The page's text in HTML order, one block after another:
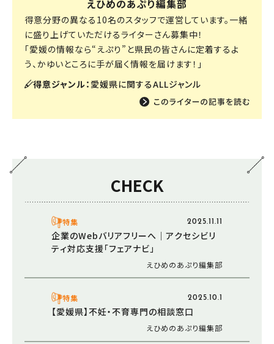
えひめのあぷり編集部
得意分野の異なる10名のスタッフで運営しています。一緒
に盛り上げていただけるライターさん募集中！
「愛媛の情報なら“えぷり”と県民の皆さんに定着するよ
う、かゆいところに手が届く情報を届けます！」
得意ジャンル： 愛媛県に関するALLジャンル
CHECK
特集 2025.11.11
企業のWebバリアフリーへ｜アクセシビリ
ティ対応支援「フェアナビ」
えひめのあぷり編集部
特集 2025.10.1
【愛媛県】不妊・不育専門の相談窓口
えひめのあぷり編集部